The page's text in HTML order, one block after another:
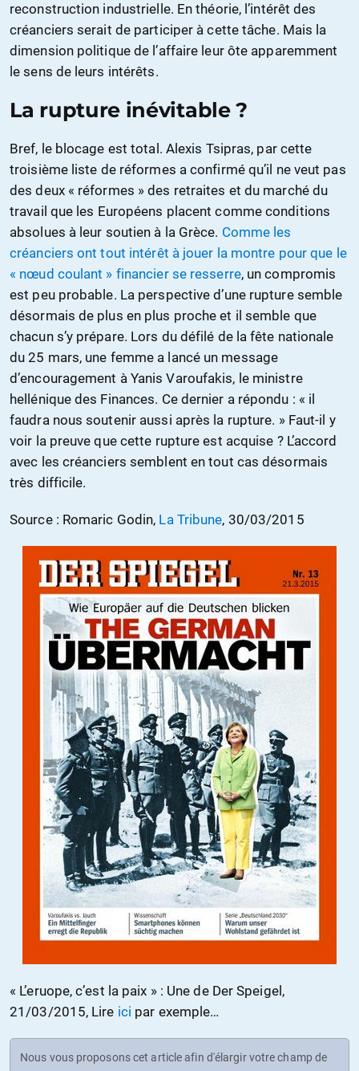
reconstruction industrielle. En théorie, l’intérêt des
créanciers serait de participer à cette tâche. Mais la
dimension politique de l’affaire leur ôte apparemment
le sens de leurs intérêts.
La rupture inévitable ?
Bref, le blocage est total. Alexis Tsipras, par cette
troisième liste de réformes a confirmé qu’il ne veut pas
des deux « réformes » des retraites et du marché du
travail que les Européens placent comme conditions
absolues à leur soutien à la Grèce. Comme les
créanciers ont tout intérêt à jouer la montre pour que le
« nœud coulant » financier se resserre, un compromis
est peu probable. La perspective d’une rupture semble
désormais de plus en plus proche et il semble que
chacun s’y prépare. Lors du défilé de la fête nationale
du 25 mars, une femme a lancé un message
d’encouragement à Yanis Varoufakis, le ministre
hellénique des Finances. Ce dernier a répondu : « il
faudra nous soutenir aussi après la rupture. » Faut-il y
voir la preuve que cette rupture est acquise ? L’accord
avec les créanciers semblent en tout cas désormais
très difficile.
Source : Romaric Godin, La Tribune, 30/03/2015
« L’eruope, c’est la paix » : Une de Der Speigel,
21/03/2015, Lire ici par exemple…
Nous vous proposons cet article afin d'élargir votre champ de